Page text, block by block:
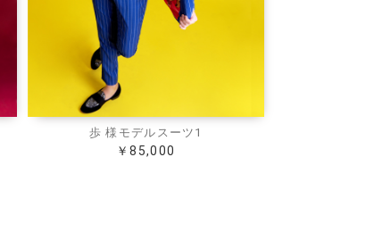
歩 様モデルスーツ1
￥85,000